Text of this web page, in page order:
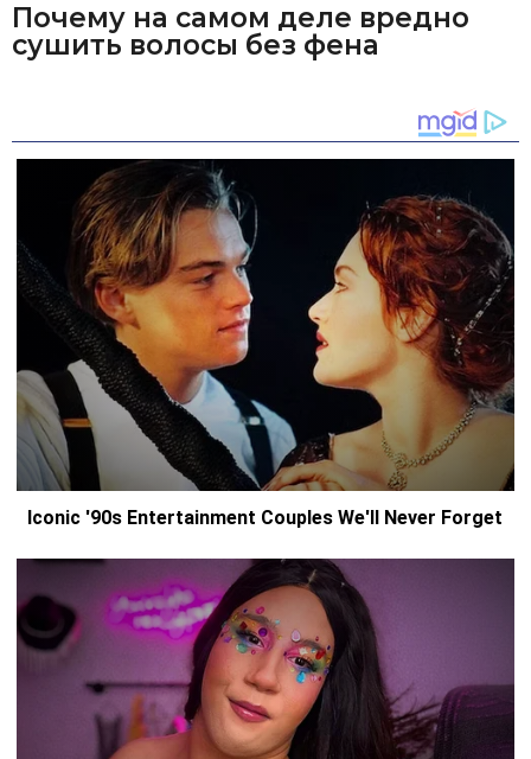
Почему на самом деле вредно
сушить волосы без фена